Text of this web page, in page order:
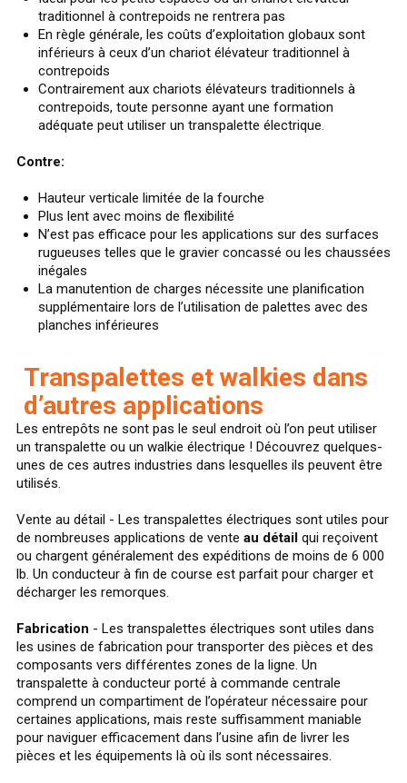
traditionnel à contrepoids ne rentrera pas
En règle générale, les coûts d’exploitation globaux sont
inférieurs à ceux d’un chariot élévateur traditionnel à
contrepoids
Contrairement aux chariots élévateurs traditionnels à
contrepoids, toute personne ayant une formation
adéquate peut utiliser un transpalette électrique.
Contre:
Hauteur verticale limitée de la fourche
Plus lent avec moins de flexibilité
N’est pas efficace pour les applications sur des surfaces
rugueuses telles que le gravier concassé ou les chaussées
inégales
La manutention de charges nécessite une planification
supplémentaire lors de l’utilisation de palettes avec des
planches inférieures
Transpalettes et walkies dans
d’autres applications
Les entrepôts ne sont pas le seul endroit où l’on peut utiliser
un transpalette ou un walkie électrique ! Découvrez quelques-
unes de ces autres industries dans lesquelles ils peuvent être
utilisés.
Vente au détail - Les transpalettes électriques sont utiles pour
de nombreuses applications de vente au détail qui reçoivent
ou chargent généralement des expéditions de moins de 6 000
lb. Un conducteur à fin de course est parfait pour charger et
décharger les remorques.
Fabrication - Les transpalettes électriques sont utiles dans
les usines de fabrication pour transporter des pièces et des
composants vers différentes zones de la ligne. Un
transpalette à conducteur porté à commande centrale
comprend un compartiment de l’opérateur nécessaire pour
certaines applications, mais reste suffisamment maniable
pour naviguer efficacement dans l’usine afin de livrer les
pièces et les équipements là où ils sont nécessaires.